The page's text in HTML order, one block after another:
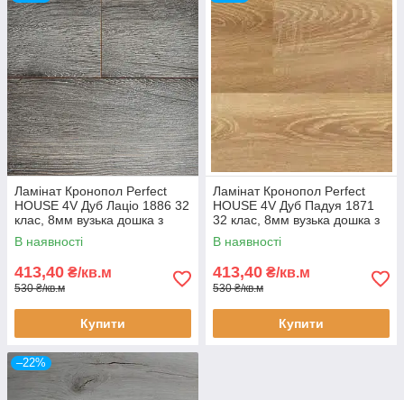
Ламінат Кронопол Perfect
HOUSE 4V Дуб Лаціо 1886 32
клас, 8мм вузька дошка з
фаскою
В наявності
413,40 ₴/кв.м
530 ₴/кв.м
Купити
Ламінат Кронопол Perfect
HOUSE 4V Дуб Падуя 1871
32 клас, 8мм вузька дошка з
фаскою
В наявності
413,40 ₴/кв.м
530 ₴/кв.м
Купити
–22%